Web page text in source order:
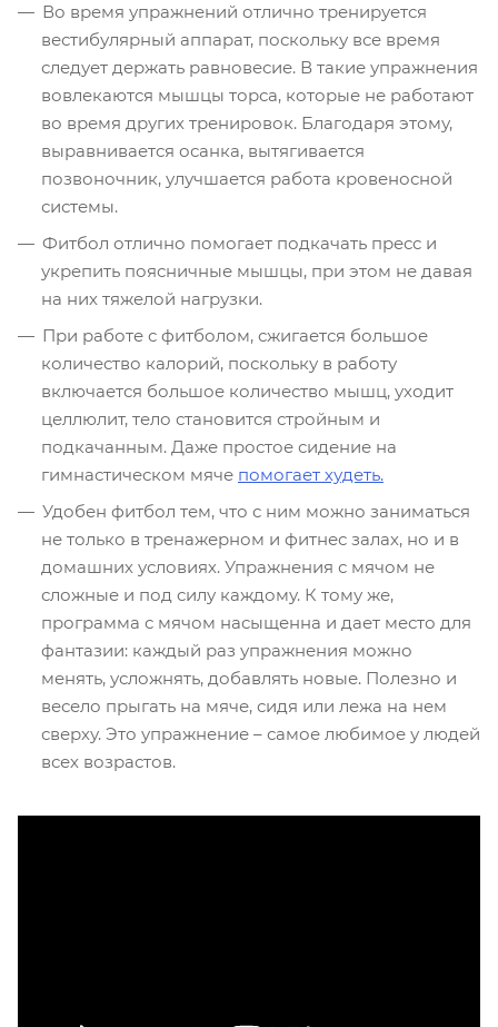
Во время упражнений отлично тренируется
вестибулярный аппарат, поскольку все время
следует держать равновесие. В такие упражнения
вовлекаются мышцы торса, которые не работают
во время других тренировок. Благодаря этому,
выравнивается осанка, вытягивается
позвоночник, улучшается работа кровеносной
системы.
Фитбол отлично помогает подкачать пресс и
укрепить поясничные мышцы, при этом не давая
на них тяжелой нагрузки.
При работе с фитболом, сжигается большое
количество калорий, поскольку в работу
включается большое количество мышц, уходит
целлюлит, тело становится стройным и
подкачанным. Даже простое сидение на
гимнастическом мяче помогает худеть.
Удобен фитбол тем, что с ним можно заниматься
не только в тренажерном и фитнес залах, но и в
домашних условиях. Упражнения с мячом не
сложные и под силу каждому. К тому же,
программа с мячом насыщенна и дает место для
фантазии: каждый раз упражнения можно
менять, усложнять, добавлять новые. Полезно и
весело прыгать на мяче, сидя или лежа на нем
сверху. Это упражнение – самое любимое у людей
всех возрастов.